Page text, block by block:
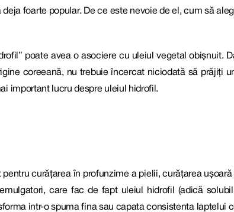
deja foarte popular. De ce este nevoie de el, cum să
poate avea o asociere cu uleiul vegetal obișnuit.
coreeană, nu trebuie încercat niciodată să prăjiți
important lucru despre uleiul hidrofil.
curățarea în profunzime a pielii, curățarea
care fac de fapt uleiul hidrofil (adică
intr-o spuma fina sau capata consistenta laptelui